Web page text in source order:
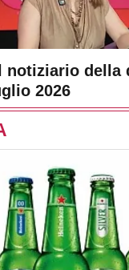
notiziario della
2026